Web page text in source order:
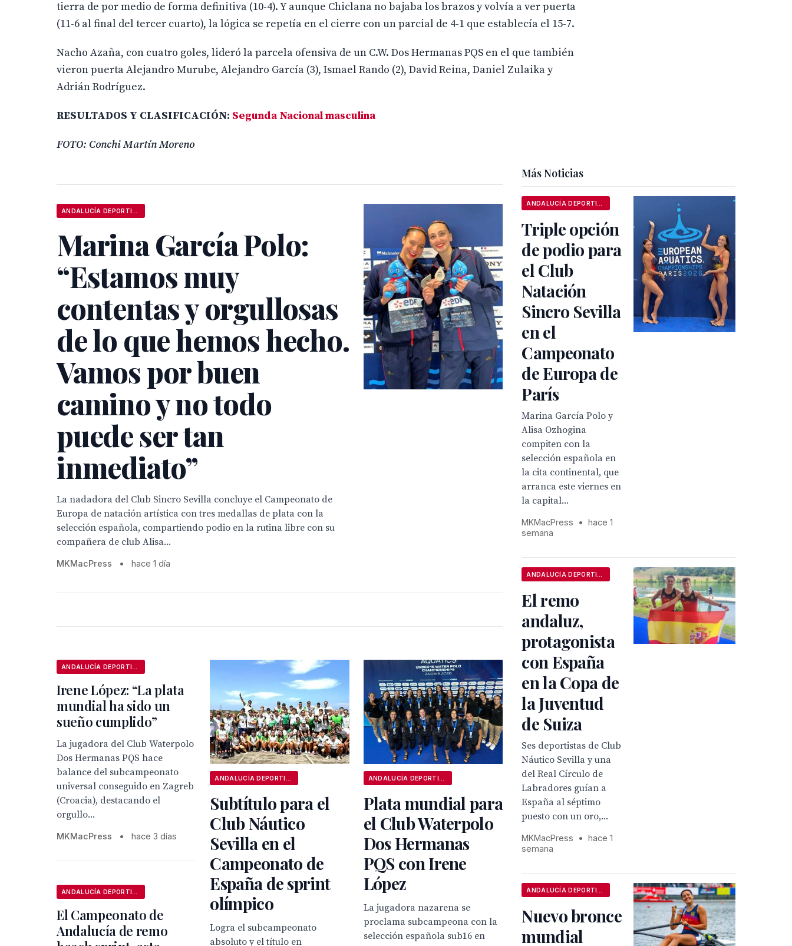
tierra de por medio de forma definitiva (10-4). Y aunque Chiclana no bajaba los brazos y volvía a ver puerta
(11-6 al final del tercer cuarto), la lógica se repetía en el cierre con un parcial de 4-1 que establecía el 15-7.
Nacho Azaña, con cuatro goles, lideró la parcela ofensiva de un C.W. Dos Hermanas PQS en el que también
vieron puerta Alejandro Murube, Alejandro García (3), Ismael Rando (2), David Reina, Daniel Zulaika y
Adrián Rodríguez.
RESULTADOS Y CLASIFICACIÓN: Segunda Nacional masculina
FOTO: Conchi Martín Moreno
Marina García Polo:
“Estamos muy
contentas y orgullosas
de lo que hemos hecho.
Vamos por buen
camino y no todo
puede ser tan
inmediato”
La nadadora del Club Sincro Sevilla concluye el Campeonato de
Europa de natación artística con tres medallas de plata con la
selección española, compartiendo podio en la rutina libre con su
compañera de club Alisa...
MKMacPress • hace 1 día
Irene López: “La plata
mundial ha sido un
sueño cumplido”
La jugadora del Club Waterpolo
Dos Hermanas PQS hace
balance del subcampeonato
universal conseguido en Zagreb
(Croacia), destacando el
orgullo...
MKMacPress • hace 3 días
Subtítulo para el
Club Náutico
Sevilla en el
Campeonato de
España de sprint
olímpico
Logra el subcampeonato
absoluto y el título en
Plata mundial para
el Club Waterpolo
Dos Hermanas
PQS con Irene
López
La jugadora nazarena se
proclama subcampeona con la
selección española sub16 en
El Campeonato de
Andalucía de remo
Más Noticias
Triple opción
de podio para
el Club
Natación
Sincro Sevilla
en el
Campeonato
de Europa de
París
Marina García Polo y
Alisa Ozhogina
compiten con la
selección española en
la cita continental, que
arranca este viernes en
la capital...
MKMacPress •
hace 1
semana
El remo
andaluz,
protagonista
con España
en la Copa de
la Juventud
de Suiza
Ses deportistas de Club
Náutico Sevilla y una
del Real Círculo de
Labradores guían a
España al séptimo
puesto con un oro,...
MKMacPress •
hace 1
semana
Nuevo bronce
mundial